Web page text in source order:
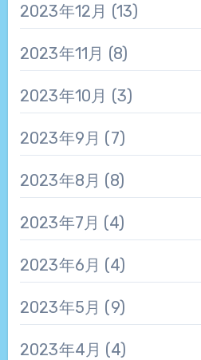
2023年12月 (13)
2023年11月 (8)
2023年10月 (3)
2023年9月 (7)
2023年8月 (8)
2023年7月 (4)
2023年6月 (4)
2023年5月 (9)
2023年4月 (4)